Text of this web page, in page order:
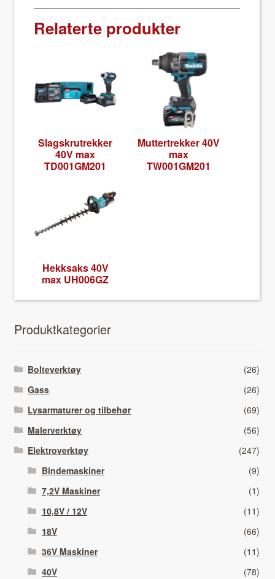
Relaterte produkter
Slagskrutrekker
40V max
TD001GM201
Mut­tertrekker 40V
max
TW001GM201
Hekksaks 40V
max UH006GZ
Pro­duk­tkat­e­gori­er
Bolteverktøy
(26)
Gass
(26)
Lysarmaturer og tilbehør
(69)
Malerverktøy
(56)
Elektroverktøy
(247)
Bindemaskiner
(9)
7,2V Maskiner
(1)
10,8V / 12V
(11)
18V
(66)
36V Maskiner
(11)
40V
(78)